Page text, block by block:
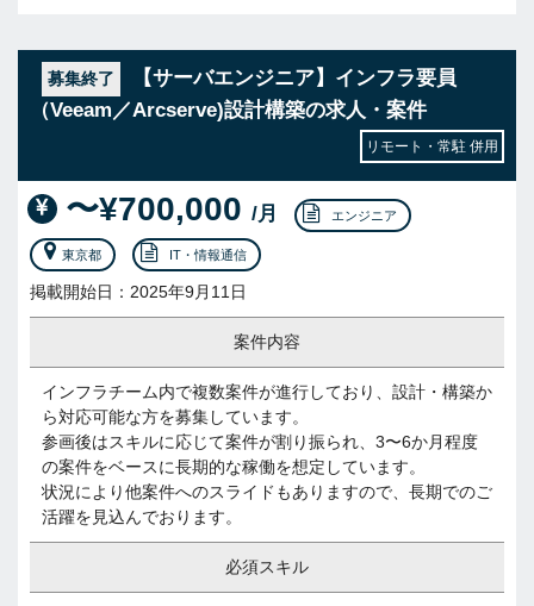
募集終了
【サーバエンジニア】インフラ要員
（Veeam／Arcserve)設計構築の求人・案件
リモート・常駐 併用
〜¥700,000 /月 エンジニア
東京都 IT・情報通信
掲載開始日：2025年9月11日
案件内容
インフラチーム内で複数案件が進行しており、設計・構築か
ら対応可能な方を募集しています。
参画後はスキルに応じて案件が割り振られ、3〜6か月程度
の案件をベースに長期的な稼働を想定しています。
状況により他案件へのスライドもありますので、長期でのご
活躍を見込んでおります。
必須スキル